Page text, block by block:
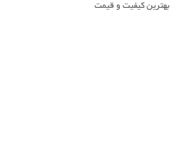
بهترین کیفیت و قیمت